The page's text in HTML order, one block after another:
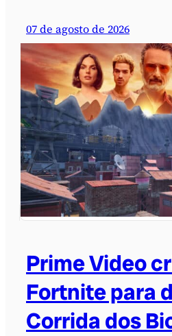
07 de agosto de 2026
Prime Video
Fortnite para
Corrida dos